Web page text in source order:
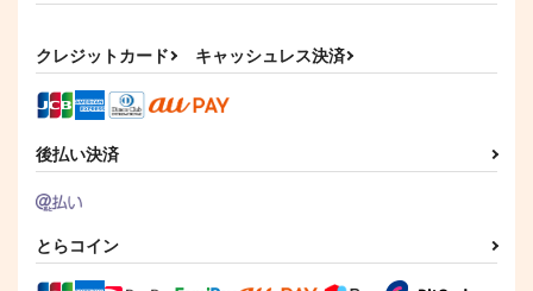
作品詳細 作品詳細
クレジットカード キャッシュレス決済
後払い決済
とらコイン